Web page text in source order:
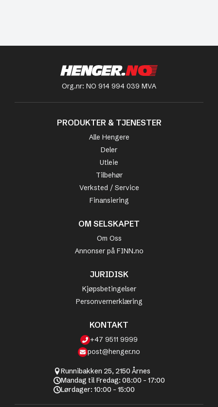
Org.nr: NO 914 994 039 MVA
PRODUKTER & TJENESTER
Alle Hengere
Deler
Utleie
Tilbehør
Verksted / Service
Finansiering
OM SELSKAPET
Om Oss
Annonser på FINN.no
JURIDISK
Kjøpsbetingelser
Personvernerklæring
KONTAKT
+47 9511 9999
post@henger.no
Runnibakken 25, 2150 Årnes
Mandag til Fredag: 08:00 - 17:00
Lørdager: 10:00 - 15:00